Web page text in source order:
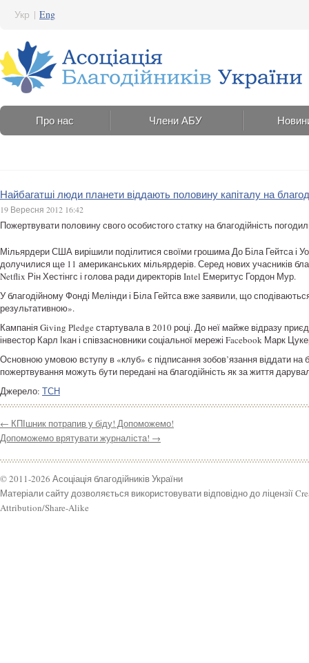
Укр | Eng
Про нас Члени АБУ
Найбагатші люди планети віддають половину капіталу на
19 Вересня 2012 16:42
Пожертвувати половину свого особистого статку на благодійність
Мільярдери США вирішили поділитися своїми грошима До Біла Гейтса і
долучилися ще 11 американських мільярдерів. Серед нових учасників
Netflix Рін Хестінгс і голова ради директорів Intel Емеритус Гордон Мур.
У благодійному Фонді Мелінди і Біла Гейтса вже заявили, що
результативною».
Кампанія Giving Pledge стартувала в 2010 році. До неї майже відразу
інвестор Карл Ікан і співзасновники соціальної мережі Facebook Марк
Основною умовою вступу в «клуб» є підписання зобов’язання віддати на
пожертвування можуть бути передані на благодійність як за життя
Джерело: ТСН
← КПІшник потрапив у біду! Допоможемо!
Допоможемо врятувати журналіста! →
© 2011-2026 Асоціація благодійників України
Матеріали сайту дозволяється використовувати відповідно до ліцензії
Attribution/Share-Alike